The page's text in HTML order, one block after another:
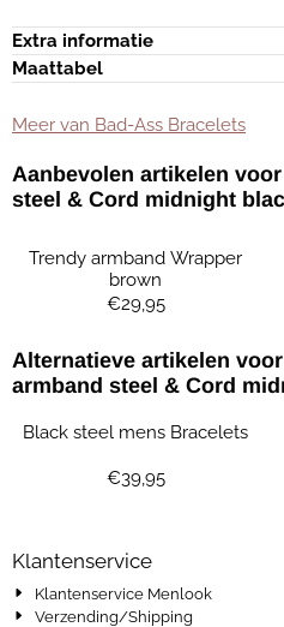
Extra informatie
Maattabel
Meer van Bad-Ass Bracelets
Aanbevolen artikelen voor
steel & Cord midnight
Trendy armband Wrapper
brown
Prijs: 29,95
€29,95
Alternatieve artikelen voor
armband steel & Cord
Black steel mens Bracelets
Prijs: 39,95
€39,95
Klantenservice
Klantenservice Menlook
Verzending/Shipping